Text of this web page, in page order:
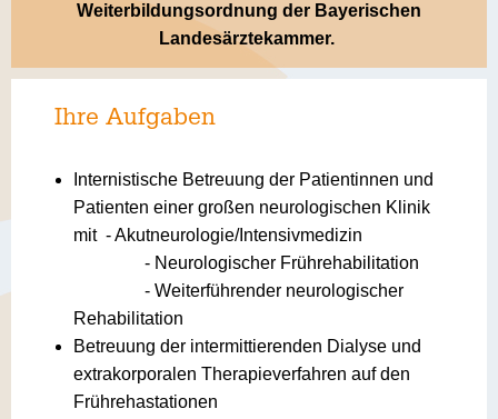
Weiterbildungsordnung der Bayerischen
Landesärztekammer.
Ihre Aufgaben
Internistische Betreuung der Patientinnen und
Patienten einer großen neurologischen Klinik
mit - Akutneurologie/Intensivmedizin
- Neurologischer Frührehabilitation
- Weiterführender neurologischer
Rehabilitation
Betreuung der intermittierenden Dialyse und
extrakorporalen Therapieverfahren auf den
Frührehastationen